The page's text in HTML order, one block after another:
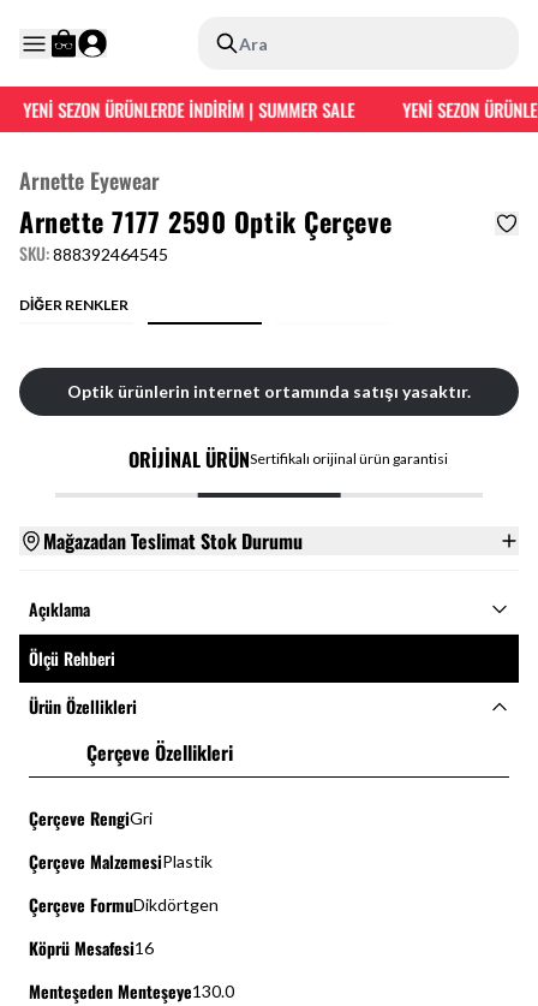
Ara
YENİ SEZON ÜRÜNLERDE İNDİRİM | SUMMER SALE YENİ SEZON
Arnette Eyewear
Arnette 7177 2590 Optik Çerçeve
SKU:888392464545
DİĞER RENKLER
Optik ürünlerin internet ortamında satışı yasaktır.
ORİJİNAL ÜRÜNSertifikalı orijinal ürün garantisi
Mağazadan Teslimat Stok Durumu
Açıklama
Ölçü Rehberi
Ürün Özellikleri
Çerçeve Özellikleri
Çerçeve RengiGri
Çerçeve MalzemesiPlastik
Çerçeve FormuDikdörtgen
Köprü Mesafesi16
Menteşeden Menteşeye130.0